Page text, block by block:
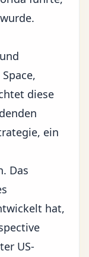
diese
ein
Das
hat,
US-